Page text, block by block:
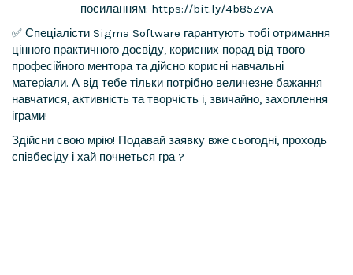
посиланням: https://bit.ly/4b85ZvA
✅ Спеціалісти Sigma Software гарантують тобі отримання
цінного практичного досвіду, корисних порад від твого
професійного ментора та дійсно корисні навчальні
матеріали. А від тебе тільки потрібно величезне бажання
навчатися, активність та творчість і, звичайно, захоплення
іграми!
Здійсни свою мрію! Подавай заявку вже сьогодні, проходь
співбесіду і хай почнеться гра ?️